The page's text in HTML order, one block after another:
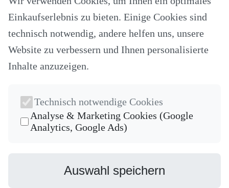
Nähzubehör
Ersatzteile
Stricken und Häkeln
Schneideplotter und Zubehör
Sticksoftware
Unsere Hersteller
Newsletter
Die neuesten Produkte und die besten Angebote per E-Mail, damit
Ihr nichts mehr verpasst.
Einkaufserlebnis zu bieten. Einige Cookies sind
technisch notwendig, andere helfen uns, unsere
Website zu verbessern und Ihnen personalisierte
Inhalte anzuzeigen.
Technisch notwendige Cookies
Analyse & Marketing Cookies (Google
Analytics, Google Ads)
Auswahl speichern